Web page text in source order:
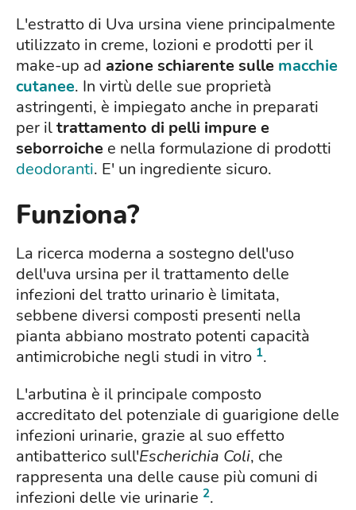
L'estratto di Uva ursina viene principalmente
utilizzato in creme, lozioni e prodotti per il
make-up ad azione schiarente sulle macchie
cutanee. In virtù delle sue proprietà
astringenti, è impiegato anche in preparati
per iltrattamento di pelli impure e
seborroiche e nella formulazione di prodotti
deodoranti. E' un ingrediente sicuro.
Funziona?
La ricerca moderna a sostegno dell'uso
dell'uva ursina per il trattamento delle
infezioni del tratto urinario è limitata,
sebbene diversi composti presenti nella
pianta abbiano mostrato potenti capacità
antimicrobiche negli studi in vitro 1.
L'arbutina è il principale composto
accreditato del potenziale di guarigione delle
infezioni urinarie, grazie al suo effetto
antibatterico sull'Escherichia Coli, che
rappresenta una delle cause più comuni di
infezioni delle vie urinarie 2.